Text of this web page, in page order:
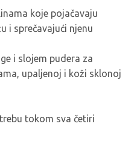
koje pojačavaju
i sprečavajući njenu
i slojem pudera za
upaljenoj i koži sklonoj
tokom sva četiri